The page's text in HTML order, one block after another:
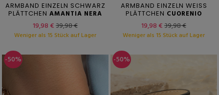
ARMBAND EINZELN SCHWARZ
PLÄTTCHEN AMANTIA NERA
19,98 €39,98 €
Weniger als 15 Stück auf Lager
ARMBAND EINZELN WEISS
PLÄTTCHEN CUORENIO
19,98 €39,98 €
Weniger als 15 Stück auf Lager
-50% -50%